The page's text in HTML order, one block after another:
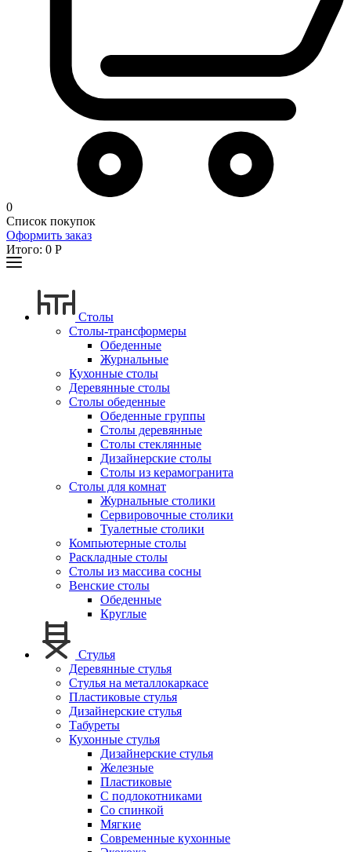
0
Список покупок
Оформить заказ
Итого: 0 Р
Столы
Столы-трансформеры
Обеденные
Журнальные
Кухонные столы
Деревянные столы
Столы обеденные
Обеденные группы
Столы деревянные
Столы стеклянные
Дизайнерские столы
Столы из керамогранита
Столы для комнат
Журнальные столики
Сервировочные столики
Туалетные столики
Компьютерные столы
Раскладные столы
Столы из массива сосны
Венские столы
Обеденные
Круглые
Стулья
Деревянные стулья
Стулья на металлокаркасе
Пластиковые стулья
Дизайнерские стулья
Табуреты
Кухонные стулья
Дизайнерские стулья
Железные
Пластиковые
С подлокотниками
Со спинкой
Мягкие
Современные кухонные